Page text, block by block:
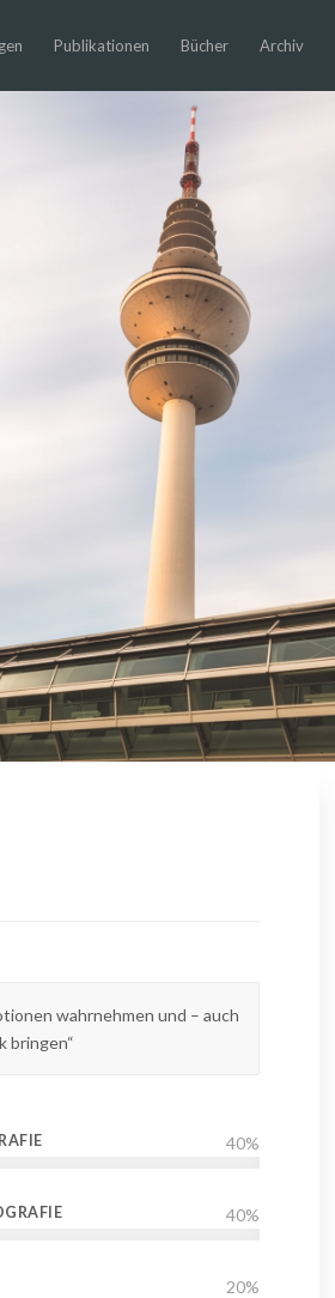
Publikationen Bücher Archiv
wahrnehmen und – auch
bringen“
40%
40%
20%